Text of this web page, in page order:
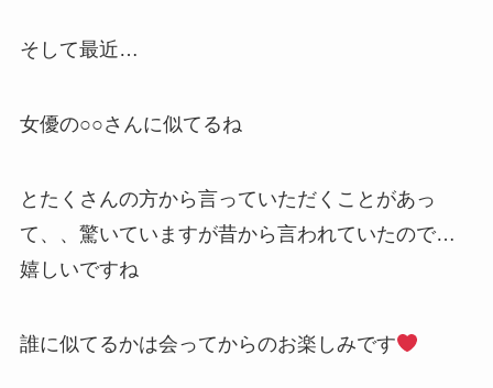
そして最近…
女優の○○さんに似てるね
とたくさんの方から言っていただくことがあっ
て、、驚いていますが昔から言われていたので…
嬉しいですね
誰に似てるかは会ってからのお楽しみです